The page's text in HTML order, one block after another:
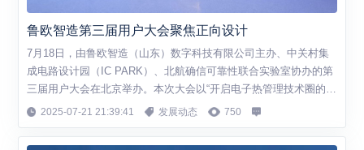
鲁欧智造第三届用户大会聚焦正向设计
7月18日，由鲁欧智造（山东）数字科技有限公司主办、中关村集
成电路设计园（IC PARK）、北航确信可靠性联合实验室协办的第
三届用户大会在北京举办。本次大会以“开启电子热管理技术圈的正
向设计之门”为主题，吸引了来自全国各地的300余名行业专家、企
业代表及技术精英齐聚北京。 活动现场，来自华为、中车、中电
科、汇川、阳光电源、浪潮、特变电工、地平线、比特大陆、北
2025-07-21 21:39:41 发展动态 750